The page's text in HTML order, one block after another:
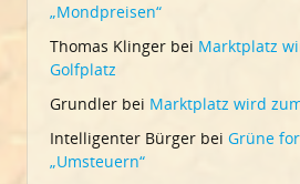
„Mondpreisen“
Thomas Klinger bei Marktplatz
Golfplatz
Grundler bei Marktplatz wird
Intelligenter Bürger bei Grüne
„Umsteuern“